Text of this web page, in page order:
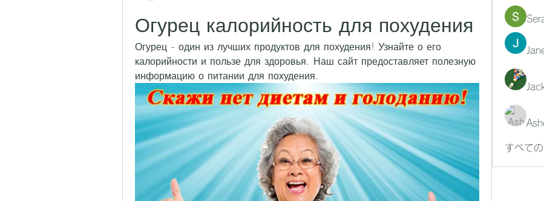
Огурец калорийность для похудения
Огурец - один из лучших продуктов для похудения! Узнайте о его
калорийности и пользе для здоровья. Наш сайт предоставляет полезную
информацию о питании для похудения.
すべて